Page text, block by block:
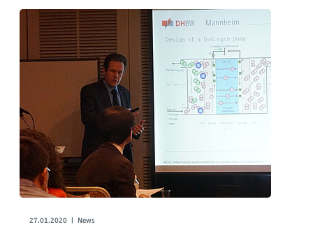
27.01.2020 | News